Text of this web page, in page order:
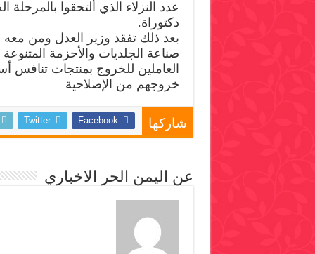
دكتوراة.
بعد ذلك تفقد وزير العدل ومن معه
صناعة الجلديات والأحزمة
العاملين للخروج بمنتجات تنافس
خروجهم من الإصلاحية
شاركها Facebook
Twitter
عن اليمن الحر الاخباري